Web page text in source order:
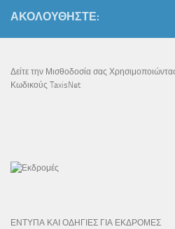
ΑΚΟΛΟΥΘΉΣΤΕ:
Δείτε την Μισθοδοσία σας
Κωδικούς TaxisNet
ΕΝΤΥΠΑ ΚΑΙ ΟΔΗΓΙΕΣ ΓΙΑ ΕΚΔΡΟΜΕΣ